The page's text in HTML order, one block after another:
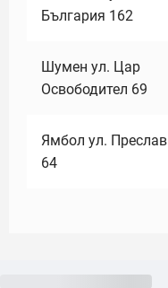
България 162
Шумен ул. Цар
Освободител 69
Ямбол ул. Преслав
64